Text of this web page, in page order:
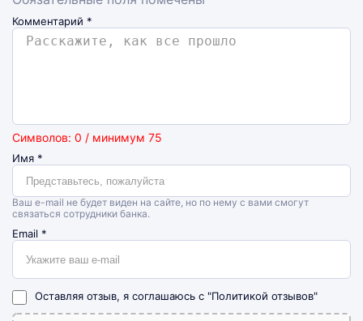
Комментарий *
Символов: 0 / минимум 75
Имя *
Ваш e-mail не будет виден на сайте, но по нему с вами смогут
связаться сотрудники банка.
Email *
Оставляя отзыв, я соглашаюсь с "Политикой отзывов"